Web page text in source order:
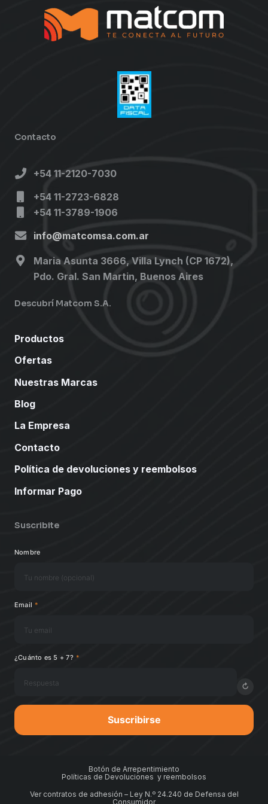
Contacto
+54 11-2120-7030
+54 11-2723-6828
+54 11-3789-1906
info@matcomsa.com.ar
Maria Asunta 3666, Villa Lynch (CP 1672),
Pdo. Gral. San Martin, Buenos Aires
Descubrí Matcom S.A.
Productos
Ofertas
Nuestras Marcas
Blog
La Empresa
Contacto
Política de devoluciones y reembolsos
Informar Pago
Suscribite
Nombre
Email *
¿Cuánto es 5 + 7? *
↻
Suscribirse
Botón de Arrepentimiento
Políticas de Devoluciones y reembolsos
Ver contratos de adhesión – Ley N.º 24.240 de Defensa del
Consumidor